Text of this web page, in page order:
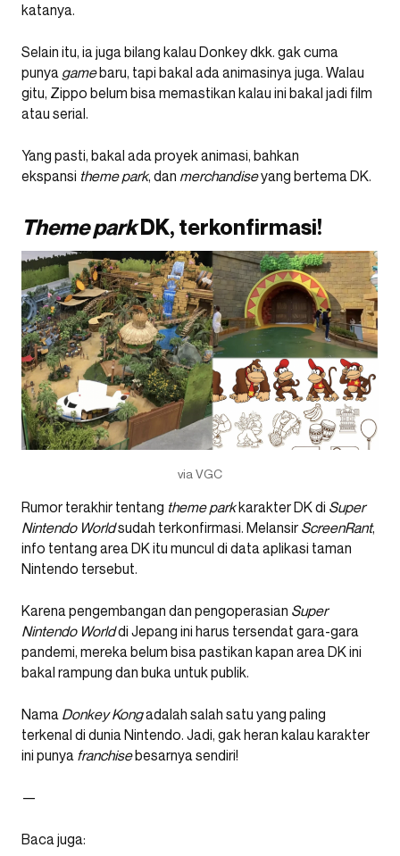
katanya.
Selain itu, ia juga bilang kalau Donkey dkk. gak cuma
punya gamebaru, tapi bakal ada animasinya juga. Walau
gitu, Zippo belum bisa memastikan kalau ini bakal jadi film
atau serial.
Yang pasti, bakal ada proyek animasi, bahkan
ekspansi theme park, dan merchandiseyang bertema DK.
Theme parkDK, terkonfirmasi!
via VGC
Rumor terakhir tentang theme parkkarakter DK di Super
Nintendo Worldsudah terkonfirmasi. Melansir ScreenRant,
info tentang area DK itu muncul di data aplikasi taman
Nintendo tersebut.
Karena pengembangan dan pengoperasian Super
Nintendo Worlddi Jepang ini harus tersendat gara-gara
pandemi, mereka belum bisa pastikan kapan area DK ini
bakal rampung dan buka untuk publik.
Nama Donkey Kongadalah salah satu yang paling
terkenal di dunia Nintendo. Jadi, gak heran kalau karakter
ini punya franchisebesarnya sendiri!
—
Baca juga: